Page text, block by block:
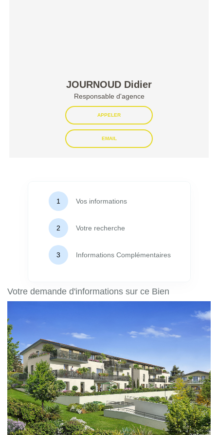
JOURNOUD Didier
Responsable d'agence
APPELER
EMAIL
Vos informations
Votre recherche
Informations Complémentaires
Votre demande d'informations sur ce Bien